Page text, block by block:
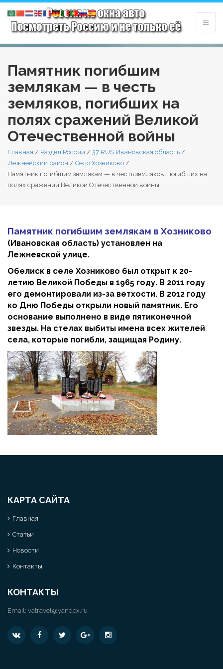
Памятник погибшим
землякам — в честь
земляков, погибших на
полях сражений Великой
Отечественной войны
Главная / Раздел России / 37 RUS Ивановская область /
Лежневский район / Село Хозниково /
Памятник погибшим землякам — в честь земляков, погибших на
полях сражений Великой Отечественной войны
Памятник погибшим землякам в Хозниково
(Ивановская область) установлен на
Лежневской улице.
Обелиск в селе Хозниково был открыт к 20-
летию Великой Победы в 1965 году. В 2011 году
его демонтировали из-за ветхости. В 2012 году
ко Дню Победы открыли новый памятник. Его
основание выполнено в виде пятиконечной
звезды. На стелах выбиты имена всех жителей
села, которые погибли, защищая Родину.
КАРТА САЙТА
Главная
Статьи
Новости
Контакты
КОНТАКТЫ
Email: vatravel@yandex.ru